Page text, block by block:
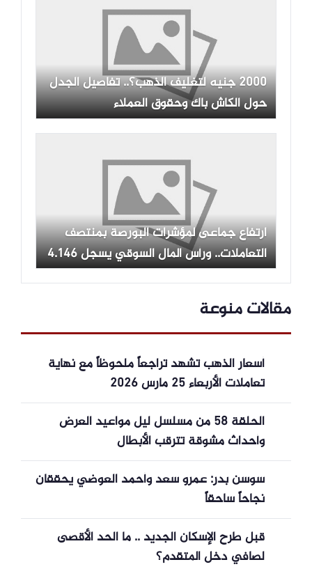
2000 جنيه لتغليف الذهب؟.. تفاصيل الجدل
حول الكاش باك وحقوق العملاء
ارتفاع جماعى لمؤشرات البورصة بمنتصف
التعاملات.. ورأس المال السوقي يسجل 4.146
تريليون جنيه
مقالات منوعة
أسعار الذهب تشهد تراجعاً ملحوظاً مع نهاية
تعاملات الأربعاء 25 مارس 2026
الحلقة 58 من مسلسل ليل مواعيد العرض
وأحداث مشوقة تترقب الأبطال
سوسن بدر: عمرو سعد وأحمد العوضي يحققان
نجاحاً ساحقاً
قبل طرح الإسكان الجديد .. ما الحد الأقصى
لصافي دخل المتقدم؟